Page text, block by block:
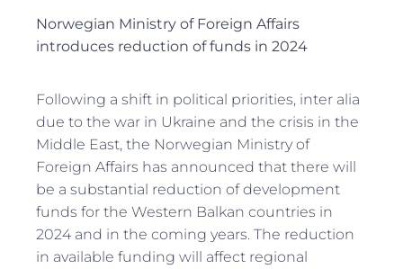
Norwegian Ministry of Foreign Affairs
introduces reduction of funds in 2024
Following a shift in political priorities, inter alia
due to the war in Ukraine and the crisis in the
Middle East, the Norwegian Ministry of
Foreign Affairs has announced that there will
be a substantial reduction of development
funds for the Western Balkan countries in
2024 and in the coming years. The reduction
in available funding will affect regional